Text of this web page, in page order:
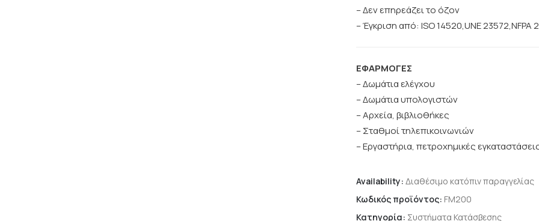
– Δεν επηρεάζει το όζον
– Έγκριση από: ISO 14520,UNE 23572,NFPA
ΕΦΑΡΜΟΓΕΣ
– Δωμάτια ελέγχου
– Δωμάτια υπολογιστών
– Αρχεία, βιβλιοθήκες
– Σταθμοί τηλεπικοινωνιών
– Εργαστήρια, πετροχημικές
Availability: Διαθέσιμο κατόπιν παραγγελίας
Κωδικός προϊόντος: FM200
Κατηγορία: Συστήματα Κατάσβεσης